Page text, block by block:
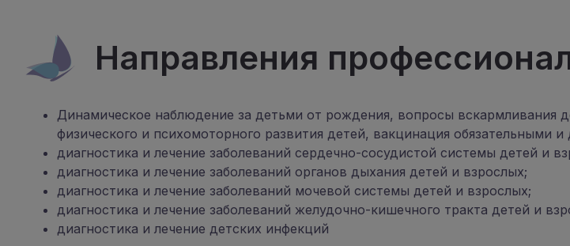
Направления
Динамическое наблюдение за детьми от рождения, вопросы вскармливания
физического и психомоторного развития детей, вакцинация
диагностика и лечение заболеваний сердечно-сосудистой системы детей и
диагностика и лечение заболеваний органов дыхания детей и взрослых;
диагностика и лечение заболеваний мочевой системы детей и взрослых;
диагностика и лечение заболеваний желудочно-кишечного тракта детей и
диагностика и лечение детских инфекций